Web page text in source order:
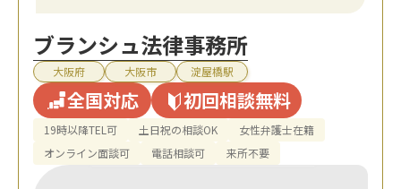
ブランシュ法律事務所
大阪府 大阪市 淀屋橋駅
全国対応 初回相談無料
19時以降TEL可 土日祝の相談OK
女性弁護士在籍
オンライン面談可
電話相談可 来所不要